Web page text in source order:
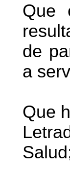
Que
de
a
Que